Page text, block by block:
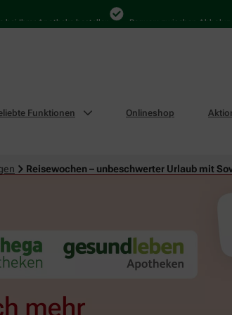
Apotheke bestellen Bequem zwischen Abholung
Funktionen Onlineshop
Reisewochen – unbeschwerter Urlaub mit